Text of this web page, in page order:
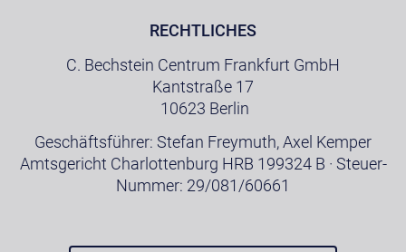
RECHTLICHES
C. Bechstein Centrum Frankfurt GmbH
Kantstraße 17
10623 Berlin
Geschäftsführer: Stefan Freymuth, Axel Kemper
Amtsgericht Charlottenburg HRB 199324 B · Steuer-
Nummer: 29/081/60661